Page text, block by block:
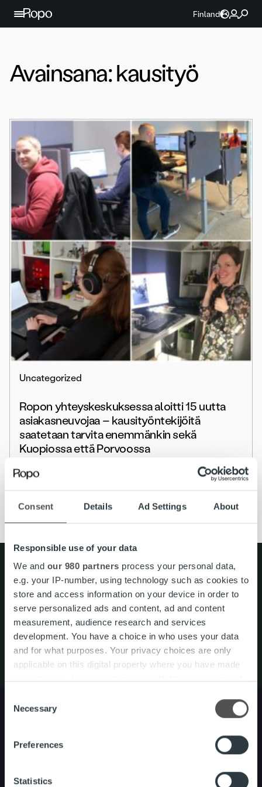
Consent Details Ad Settings About
Responsible use of your data
We and our 980 partners process your personal data,
e.g. your IP-number, using technology such as cookies to
store and access information on your device in order to
serve personalized ads and content, ad and content
measurement, audience research and services
development. You have a choice in who uses your data
and for what purposes. Your privacy choices are only
applicable on this digital property where you have made
the Privacy trigger icon.
Find out more about how your personal data is processed
and set your preferences in the
We use cookies to personalise content and ads, to
Selection
Necessary
Preferences
Statistics
Jatka sisältöön
Finland
Avainsana:kausityö
Uncategorized
Ropon yhteyskeskuksessa aloitti 15 uutta
asiakasneuvojaa – kausityöntekijöitä
saatetaan tarvita enemmänkin sekä
Kuopiossa että Porvoossa
Lue lisää
Pikalinkit
Yhteystiedot
Ura Ropolla
Palvelut
Tietoa meistä
Search for:
Tietoa meistä
Ihmiset ja kulttuurimme